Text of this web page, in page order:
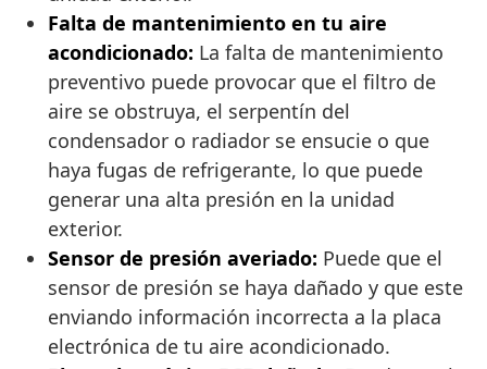
Falta de mantenimiento en tu aire
acondicionado: La falta de mantenimiento
preventivo puede provocar que el filtro de
aire se obstruya, el serpentín del
condensador o radiador se ensucie o que
haya fugas de refrigerante, lo que puede
generar una alta presión en la unidad
exterior.
Sensor de presión averiado: Puede que el
sensor de presión se haya dañado y que este
enviando información incorrecta a la placa
electrónica de tu aire acondicionado.